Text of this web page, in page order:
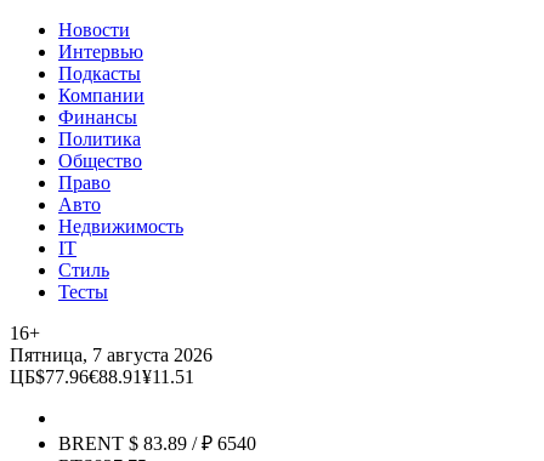
Новости
Интервью
Подкасты
Компании
Финансы
Политика
Общество
Право
Авто
Недвижимость
IT
Стиль
Тесты
16+
Пятница, 7 августа 2026
ЦБ$77.96€88.91¥11.51
BRENT $ 83.89 / ₽ 6540